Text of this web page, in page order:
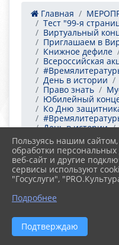
Главная
Тест "99-я
Виртуальный
Приглашаем в
Книжное дефиле
Всероссийская
День в истории
Право знать
Юбилейный
Ко Дню
День в истории
Книжное дефиле
Творческая
Приглашаем на
Виртуальный
Центр
Не отрекаются
Международный
Центральная
Тест "99-я
Книга к кофе
Пользуясь нашим
обработки
веб-сайт и другие
сервисы используют
"Госуслуги",
Подробнее
Подтверждаю